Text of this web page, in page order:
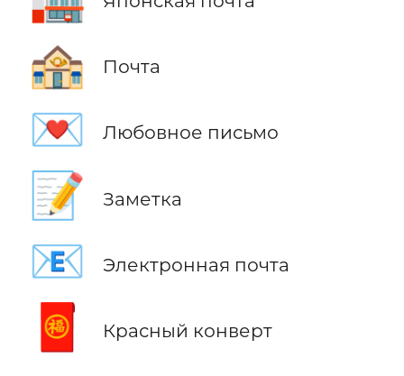
🏤 Почта
💌 Любовное письмо
📝 Заметка
📧 Электронная почта
🧧 Красный конверт